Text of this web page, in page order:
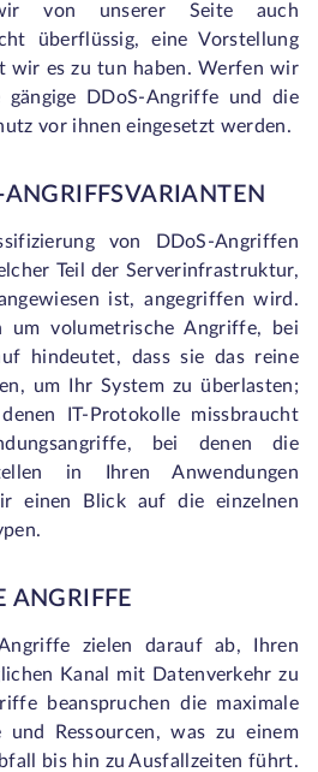
von unserer Seite auch
überflüssig, eine Vorstellung
wir es zu tun haben. Werfen wir
DDoS-Angriffe und die
vor ihnen eingesetzt werden.
von DDoS-Angriffen
Teil der Serverinfrastruktur,
ist, angegriffen wird.
um volumetrische Angriffe, bei
hindeutet, dass sie das reine
um Ihr System zu überlasten;
IT-Protokolle missbraucht
bei denen die
in Ihren Anwendungen
einen Blick auf die einzelnen
ANGRIFFE
zielen darauf ab, Ihren
Kanal mit Datenverkehr zu
beanspruchen die maximale
und Ressourcen, was zu einem
bis hin zu Ausfallzeiten führt.